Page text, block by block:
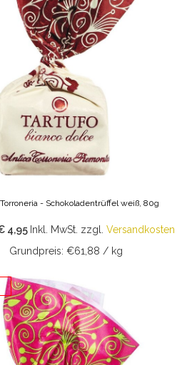
- Schokoladentrüffel weiß, 80g
4,95 Inkl. MwSt. zzgl. Versandkosten
Grundpreis: €61,88 / kg